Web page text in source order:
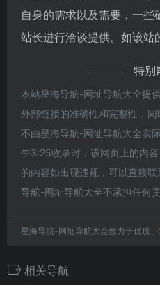
自身的需求以及需要，一
站长进行洽谈提供。如该站
特别
本站星海导航-网址导航大全提
外部链接的准确性和完整性，同
不由星海导航-网址导航大全实
午3:25收录时，该网页上的内
的内容如出现违规，可以直接
导航-网址导航大全不承担任何责
星海导航-网址导航大全致力于优质
相关导航